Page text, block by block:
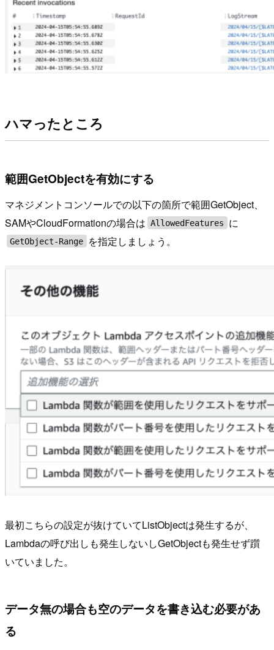
ハマったところ
範囲GetObjectを有効にする
マネジメントコンソールでの以下の箇所で範囲GetObject、
SAMやCloudFormationの場合は AllowedFeatures に
GetObject-Range を指定しましょう。
最初こちらの設定が抜けていてListObjectは発生するが、
Lambdaの呼び出しも発生しないしGetObjectも発生せず躓
いていました。
データ無の場合も空のデータを書き込む必要があ
る